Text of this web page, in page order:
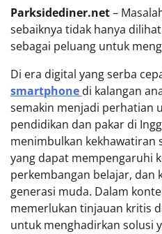
Parksidediner.net–
sebaiknya tidak hanya
sebagai peluang untuk
Di era digital yang serba
smartphone di kalangan
semakin menjadi perhatian
pendidikan dan pakar di
menimbulkan kekhawatiran
yang dapat mempengaruhi
perkembangan belajar, dan
generasi muda. Dalam
memerlukan tinjauan kritis
untuk menghadirkan solusi